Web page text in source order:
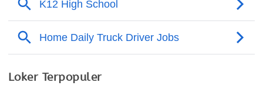
Loker Terpopuler